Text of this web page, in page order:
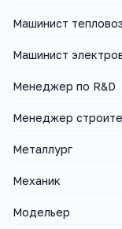
Машинист
Машинист
Менеджер по R&D
Менеджер
Металлург
Механик
Модельер